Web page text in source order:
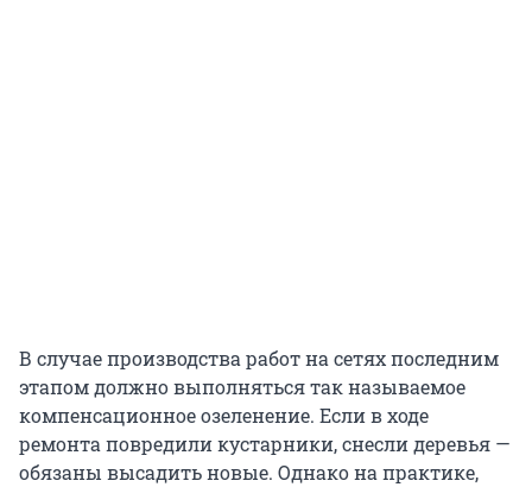
В случае производства работ на сетях последним
этапом должно выполняться так называемое
компенсационное озеленение. Если в ходе
ремонта повредили кустарники, снесли деревья —
обязаны высадить новые. Однако на практике,